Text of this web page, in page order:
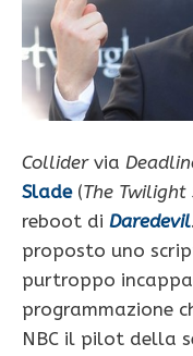
Collidervia
Slade(The Twilight
reboot di Daredevil
proposto uno
purtroppo
programmazione
NBC il pilot della